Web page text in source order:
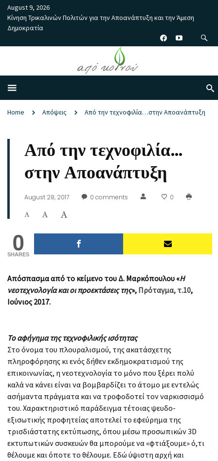
August 9, 2026
Κίνηση Τρικαλινών Πολιτών για την Αποανάπτυξη και την Άμεση
Δημοκρατία
Home Απόψεις Από την τεχνοφιλία…στην Αποανάπτυξη
Από την τεχνοφιλία…
στην Αποανάπτυξη
August 28, 2017 0 comments 0
0
SHARES
Απόσπασμα από το κείμενο του Δ. Μαρκόπουλου «Η
νεοτεχνολογία και οι προεκτάσεις της», Πρόταγμα, τ.10,
Ιούνιος 2017.
Το αφήγημα της τεχνοφιλικής ισότητας
Στο όνομα του πλουραλισμού, της ακατάσχετης
πληροφόρησης κι ενός δήθεν εκδημοκρατισμού της
επικοινωνίας, η νεοτεχνολογία το μόνο που ξέρει πολύ
καλά να κάνει είναι να βομβαρδίζει το άτομο με εντελώς
ασήμαντα πράγματα και να τροφοδοτεί τον ναρκισσισμό
του. Χαρακτηριστικό παράδειγμα τέτοιας ψευδο-
εξισωτικής προφητείας αποτελεί το εφεύρημα της
τρισδιάστατης εκτύπωσης, όπου μέσω προσωπικών 3D
εκτυπωτικών συσκευών θα μπορούμε να «φτιάξουμε» ό,τι
θέλουμε και όποτε το θέλουμε. Εδώ ύψιστη αρχή και